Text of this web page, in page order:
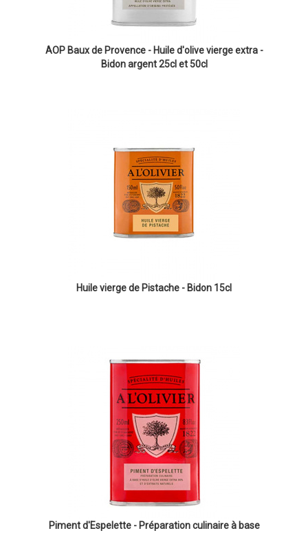
AOP Baux de Provence - Huile d'olive vierge extra -
Bidon argent 25cl et 50cl
Huile vierge de Pistache - Bidon 15cl
Piment d'Espelette - Préparation culinaire à base